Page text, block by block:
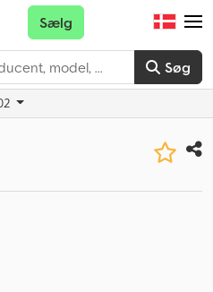
Søg
Sælg